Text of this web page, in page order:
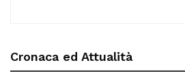
Cronaca ed Attualità